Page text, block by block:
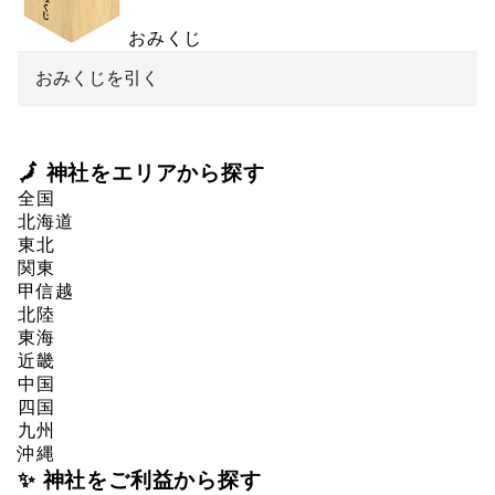
おみくじ
おみくじを引く
🗾 神社をエリアから探す
全国
北海道
東北
関東
甲信越
北陸
東海
近畿
中国
四国
九州
沖縄
✨ 神社をご利益から探す